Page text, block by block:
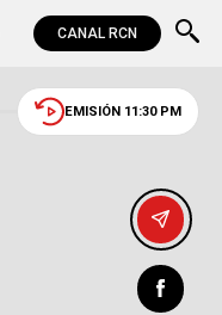
CANAL RCN
EMISIÓN 11:30 PM